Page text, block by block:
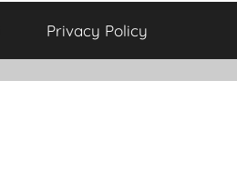
Privacy Policy